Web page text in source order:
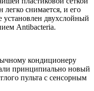
снимается, и его
двухслойный
Antibacteria.
кондиционеру
принципиально новый
пульта с сенсорным